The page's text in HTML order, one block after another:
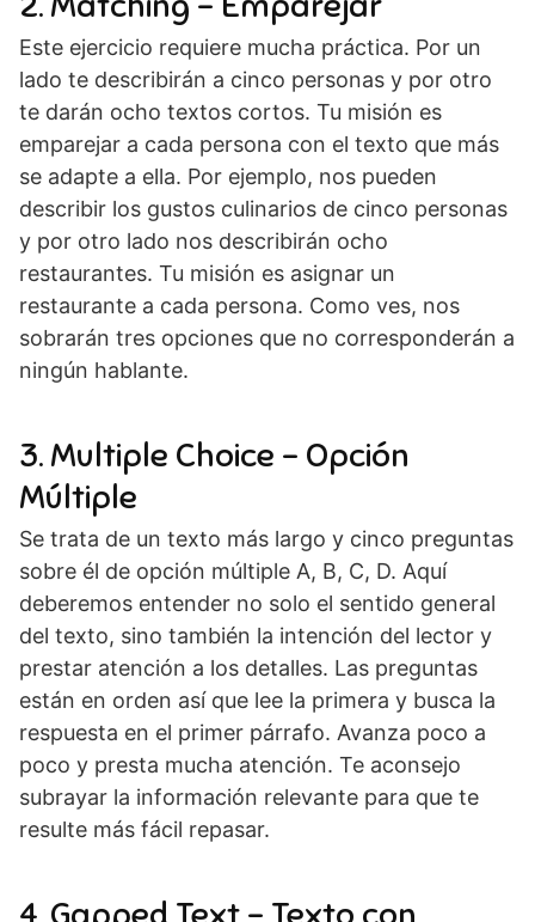
Este ejercicio requiere mucha práctica. Por un
lado te describirán a cinco personas y por otro
te darán ocho textos cortos. Tu misión es
emparejar a cada persona con el texto que más
se adapte a ella. Por ejemplo, nos pueden
describir los gustos culinarios de cinco personas
y por otro lado nos describirán ocho
restaurantes. Tu misión es asignar un
restaurante a cada persona. Como ves, nos
sobrarán tres opciones que no corresponderán a
ningún hablante.
3. Multiple Choice – Opción
Múltiple
Se trata de un texto más largo y cinco preguntas
sobre él de opción múltiple A, B, C, D. Aquí
deberemos entender no solo el sentido general
del texto, sino también la intención del lector y
prestar atención a los detalles. Las preguntas
están en orden así que lee la primera y busca la
respuesta en el primer párrafo. Avanza poco a
poco y presta mucha atención. Te aconsejo
subrayar la información relevante para que te
resulte más fácil repasar.